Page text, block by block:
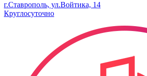
г.Ставрополь, ул.Войтика, 14
Круглосуточно